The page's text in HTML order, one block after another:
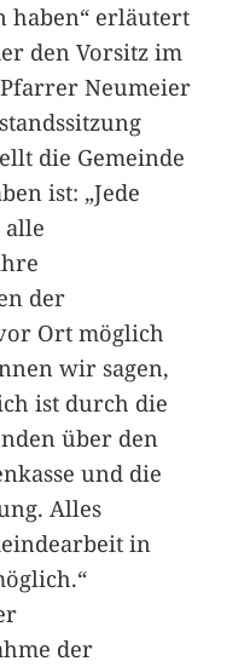
haben“ erläutert
den Vorsitz im
Neumeier
die Gemeinde
ist: „Jede
alle
der
Ort möglich
wir sagen,
ist durch die
über den
und die
Alles
in
der